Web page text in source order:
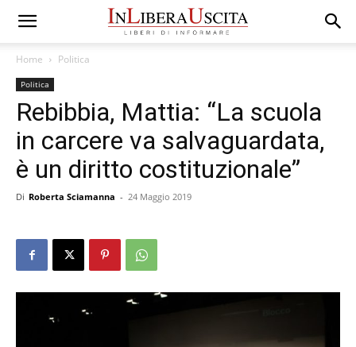
Home Politica
Politica
Rebibbia, Mattia: “La scuola
in carcere va salvaguardata,
è un diritto costituzionale”
Di Roberta Sciamanna - 24 Maggio 2019